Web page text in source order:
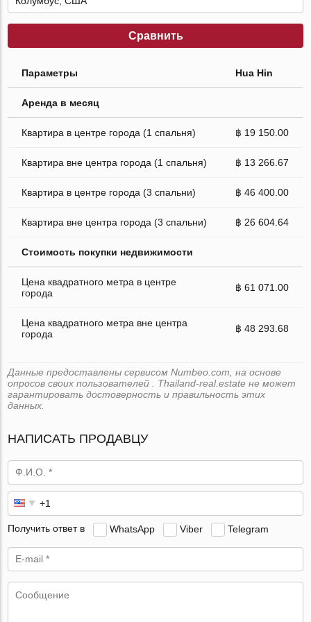
Сравнить
Параметры Hua Hin
Аренда в месяц
Квартира в центре города (1 спальня) ฿ 19 150.00
Квартира вне центра города (1 спальня) ฿ 13 266.67
Квартира в центре города (3 спальни) ฿ 46 400.00
Квартира вне центра города (3 спальни) ฿ 26 604.64
Стоимость покупки недвижимости
Цена квадратного метра в центре
города
฿ 61 071.00
Цена квадратного метра вне центра
города
฿ 48 293.68
Данные предоставлены сервисом Numbeo.com, на основе
опросов своих пользователей . Thailand-real.estate не может
гарантировать достоверность и правильность этих
данных.
НАПИСАТЬ ПРОДАВЦУ
Получить ответ в WhatsApp Viber Telegram